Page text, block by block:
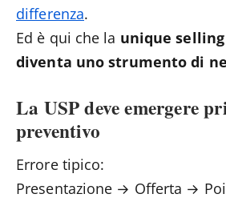
differenza.
Ed è qui che la unique
diventa uno strumento di
La USP deve emergere
preventivo
Errore tipico:
Presentazione → Offerta →